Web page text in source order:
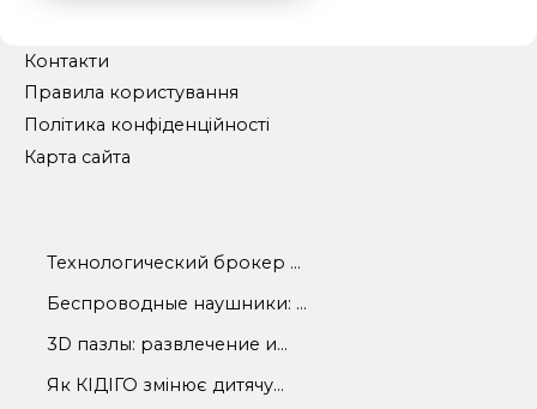
Контакти
Правила користування
Політика конфіденційності
Карта сайта
Технологический брокер ...
Беспроводные наушники: ...
3D пазлы: развлечение и...
Як КІДІГО змінює дитячу...